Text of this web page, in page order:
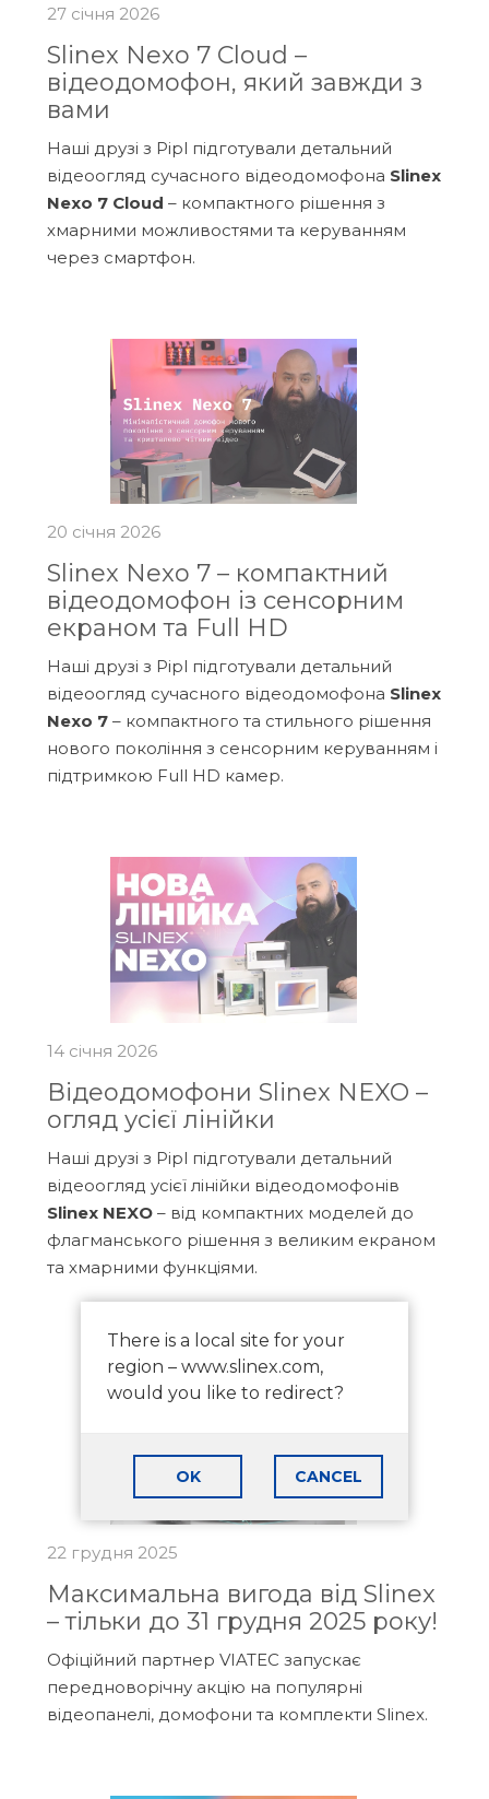
27 січня 2026
Slinex Nexo 7 Cloud –
відеодомофон, який завжди з
вами
Наші друзі з Pipl підготували детальний
відеоогляд сучасного відеодомофона Slinex
Nexo 7 Cloud – компактного рішення з
хмарними можливостями та керуванням
через смартфон.
20 січня 2026
Slinex Nexo 7 – компактний
відеодомофон із сенсорним
екраном та Full HD
Наші друзі з Pipl підготували детальний
відеоогляд сучасного відеодомофона Slinex
Nexo 7– компактного та стильного рішення
нового покоління з сенсорним керуванням і
підтримкою Full HD камер.
14 січня 2026
Відеодомофони Slinex NEXO –
огляд усієї лінійки
Наші друзі з Pipl підготували детальний
відеоогляд усієї лінійки відеодомофонів
Slinex NEXO– від компактних моделей до
флагманського рішення з великим екраном
та хмарними функціями.
22 грудня 2025
Максимальна вигода від Slinex
– тільки до 31 грудня 2025 року!
Офіційний партнер VIATEC запускає
передноворічну акцію на популярні
відеопанелі, домофони та комплекти Slinex.
There is a local site for your
region – www.slinex.com,
would you like to redirect?
OK CANCEL